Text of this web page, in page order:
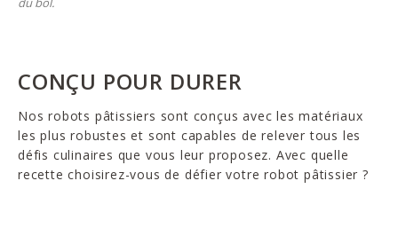
CONÇU POUR DURER
Nos robots pâtissiers sont conçus avec les matériaux
les plus robustes et sont capables de relever tous les
défis culinaires que vous leur proposez. Avec quelle
recette choisirez-vous de défier votre robot pâtissier ?